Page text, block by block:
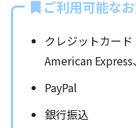
ご利用可能な
クレジットカード
American Express
PayPal
銀行振込